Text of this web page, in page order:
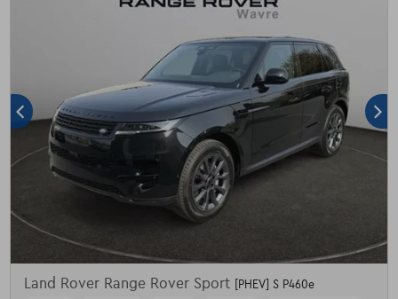
Land Rover Range Rover Sport
[PHEV] S P460e